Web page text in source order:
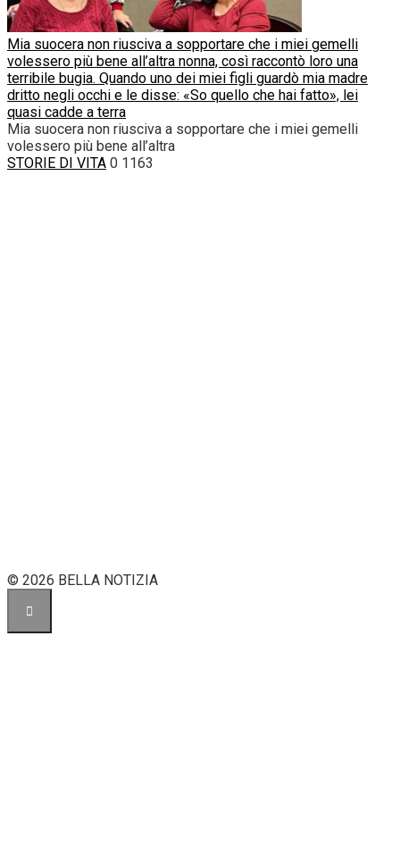
Mia suocera non riusciva a sopportare che i miei gemelli
volessero più bene all’altra nonna, così raccontò loro una
terribile bugia. Quando uno dei miei figli guardò mia madre
dritto negli occhi e le disse: «So quello che hai fatto», lei
quasi cadde a terra
Mia suocera non riusciva a sopportare che i miei gemelli
volessero più bene all’altra
STORIE DI VITA 0 1163
© 2026 BELLA NOTIZIA